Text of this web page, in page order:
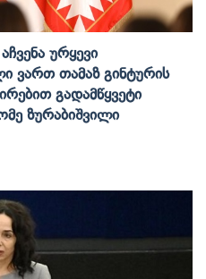
Ურყევი
Ვართ Თამაზ Გინტურის
Გადამწყვეტი
Ზურაბიშვილი